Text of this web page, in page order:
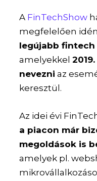
A FinTechShow
megfelelően
legújabb
amelyekkel
nevezni az
keresztül.
Az idei évi
a piacon már
megoldások is
amelyek pl.